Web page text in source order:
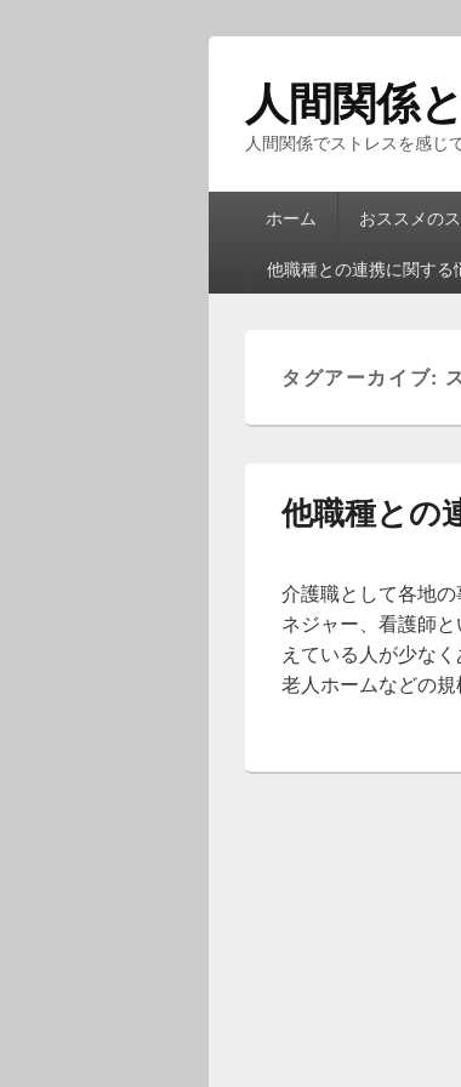
人間関係
人間関係でストレスを感じ
ホーム おススメの
他職種との連携に関する
タグアーカイブ:
他職種との
介護職として各地
ネジャー、看護師
えている人が少な
老人ホームなどの